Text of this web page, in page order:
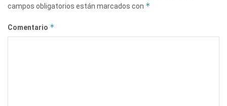
campos obligatorios están marcados con *
Comentario *